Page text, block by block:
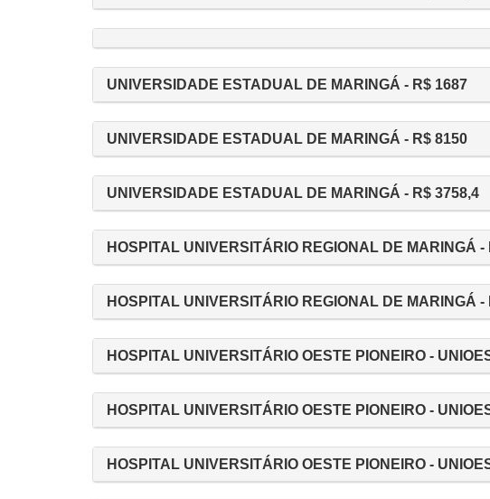
UNIVERSIDADE ESTADUAL DE MARINGÁ - R$ 1687
UNIVERSIDADE ESTADUAL DE MARINGÁ - R$ 8150
UNIVERSIDADE ESTADUAL DE MARINGÁ - R$ 3758,4
HOSPITAL UNIVERSITÁRIO REGIONAL DE MARINGÁ -
HOSPITAL UNIVERSITÁRIO REGIONAL DE MARINGÁ -
HOSPITAL UNIVERSITÁRIO OESTE PIONEIRO -
HOSPITAL UNIVERSITÁRIO OESTE PIONEIRO -
HOSPITAL UNIVERSITÁRIO OESTE PIONEIRO -